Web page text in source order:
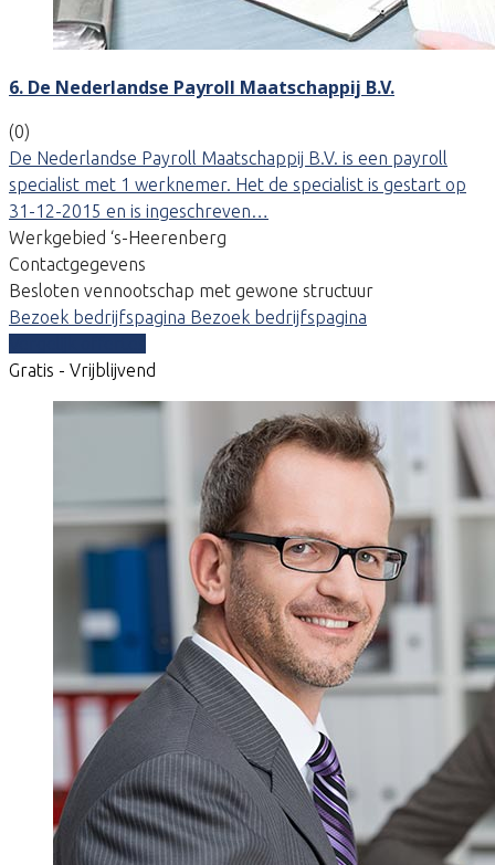
6. De Nederlandse Payroll Maatschappij B.V.
(0)
De Nederlandse Payroll Maatschappij B.V. is een payroll
specialist met 1 werknemer. Het de specialist is gestart op
31-12-2015 en is ingeschreven…
Werkgebied ‘s-Heerenberg
Contactgegevens
Besloten vennootschap met gewone structuur
Bezoek bedrijfspagina Bezoek bedrijfspagina
Gratis - Vrijblijvend